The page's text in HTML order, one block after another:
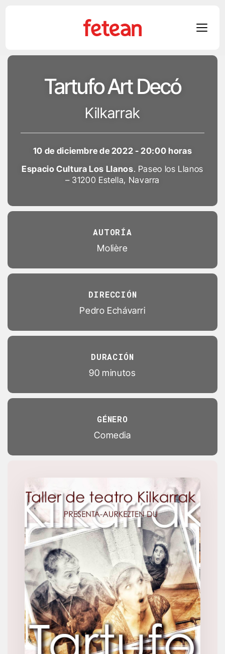
Skip
Tartufo Art Decó
Kilkarrak
10 de diciembre de 2022 - 20:00 horas
Espacio Cultura Los Llanos. Paseo los Llanos
– 31200 Estella, Navarra
AUTORÍA
Molière
DIRECCIÓN
Pedro Echávarri
DURACIÓN
90 minutos
GÉNERO
Comedia